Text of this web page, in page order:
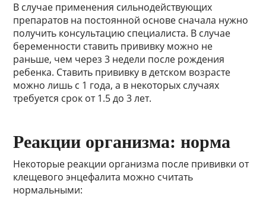
В случае применения сильнодействующих
препаратов на постоянной основе сначала нужно
получить консультацию специалиста. В случае
беременности ставить прививку можно не
раньше, чем через 3 недели после рождения
ребенка. Ставить прививку в детском возрасте
можно лишь с 1 года, а в некоторых случаях
требуется срок от 1.5 до 3 лет.
Реакции организма: норма
Некоторые реакции организма после прививки от
клещевого энцефалита можно считать
нормальными: